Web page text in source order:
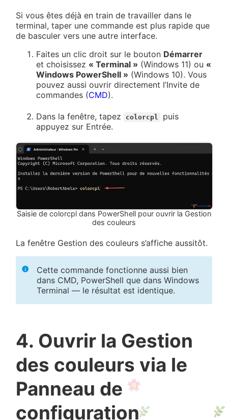
Si vous êtes déjà en train de travailler dans le
terminal, taper une commande est plus rapide que
de basculer vers une autre interface.
Faites un clic droit sur le bouton Démarrer
et choisissez « Terminal » (Windows 11) ou «
Windows PowerShell » (Windows 10). Vous
pouvez aussi ouvrir directement l’Invite de
commandes (CMD).
Dans la fenêtre, tapez colorcpl
puis
appuyez sur Entrée.
Saisie de colorcpl dans PowerShell pour ouvrir la Gestion
des couleurs
La fenêtre Gestion des couleurs s’affiche aussitôt.
Cette commande fonctionne aussi bien
dans CMD, PowerShell que dans Windows
Terminal — le résultat est identique.
4. Ouvrir la Gestion
des couleurs via le
Panneau de
configuration